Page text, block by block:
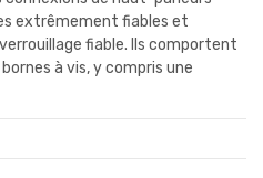
extrêmement fiables et
fiable. Ils comportent
à vis, y compris une